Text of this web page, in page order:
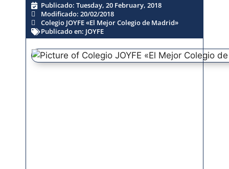
Publicado: Tuesday, 20 February, 2018
Modificado: 20/02/2018
Colegio JOYFE «El Mejor Colegio de Madrid»
Publicado en: JOYFE